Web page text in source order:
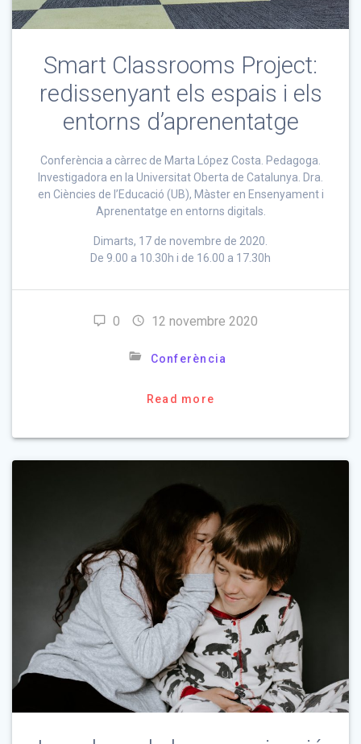
Smart Classrooms Project:
redissenyant els espais i els
entorns d’aprenentatge
Conferència a càrrec de Marta López Costa. Pedagoga.
Investigadora en la Universitat Oberta de Catalunya. Dra.
en Ciències de l’Educació (UB), Màster en Ensenyament i
Aprenentatge en entorns digitals.
Dimarts, 17 de novembre de 2020.
De 9.00 a 10.30h i de 16.00 a 17.30h
0 12 novembre 2020
Conferència
Read more